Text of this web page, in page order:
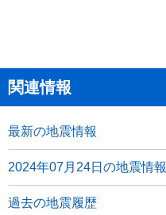
関連情報
最新の地震情報
2024年07月24日の地震情報
過去の地震履歴